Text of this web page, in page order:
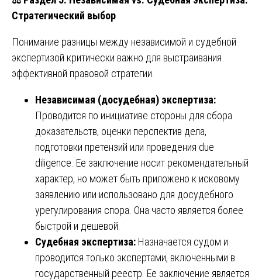
Стратегический выбор
Понимание разницы между независимой и судебной
экспертизой критически важно для выстраивания
эффективной правовой стратегии.
Независимая (досудебная) экспертиза:
Проводится по инициативе стороны для сбора
доказательств, оценки перспектив дела,
подготовки претензий или проведения due
diligence. Ее заключение носит рекомендательный
характер, но может быть приложено к исковому
заявлению или использовано для досудебного
урегулирования спора. Она часто является более
быстрой и дешевой.
Судебная экспертиза: Назначается судом и
проводится только экспертами, включенными в
государственный реестр. Ее заключение является